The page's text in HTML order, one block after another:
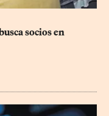
socios en